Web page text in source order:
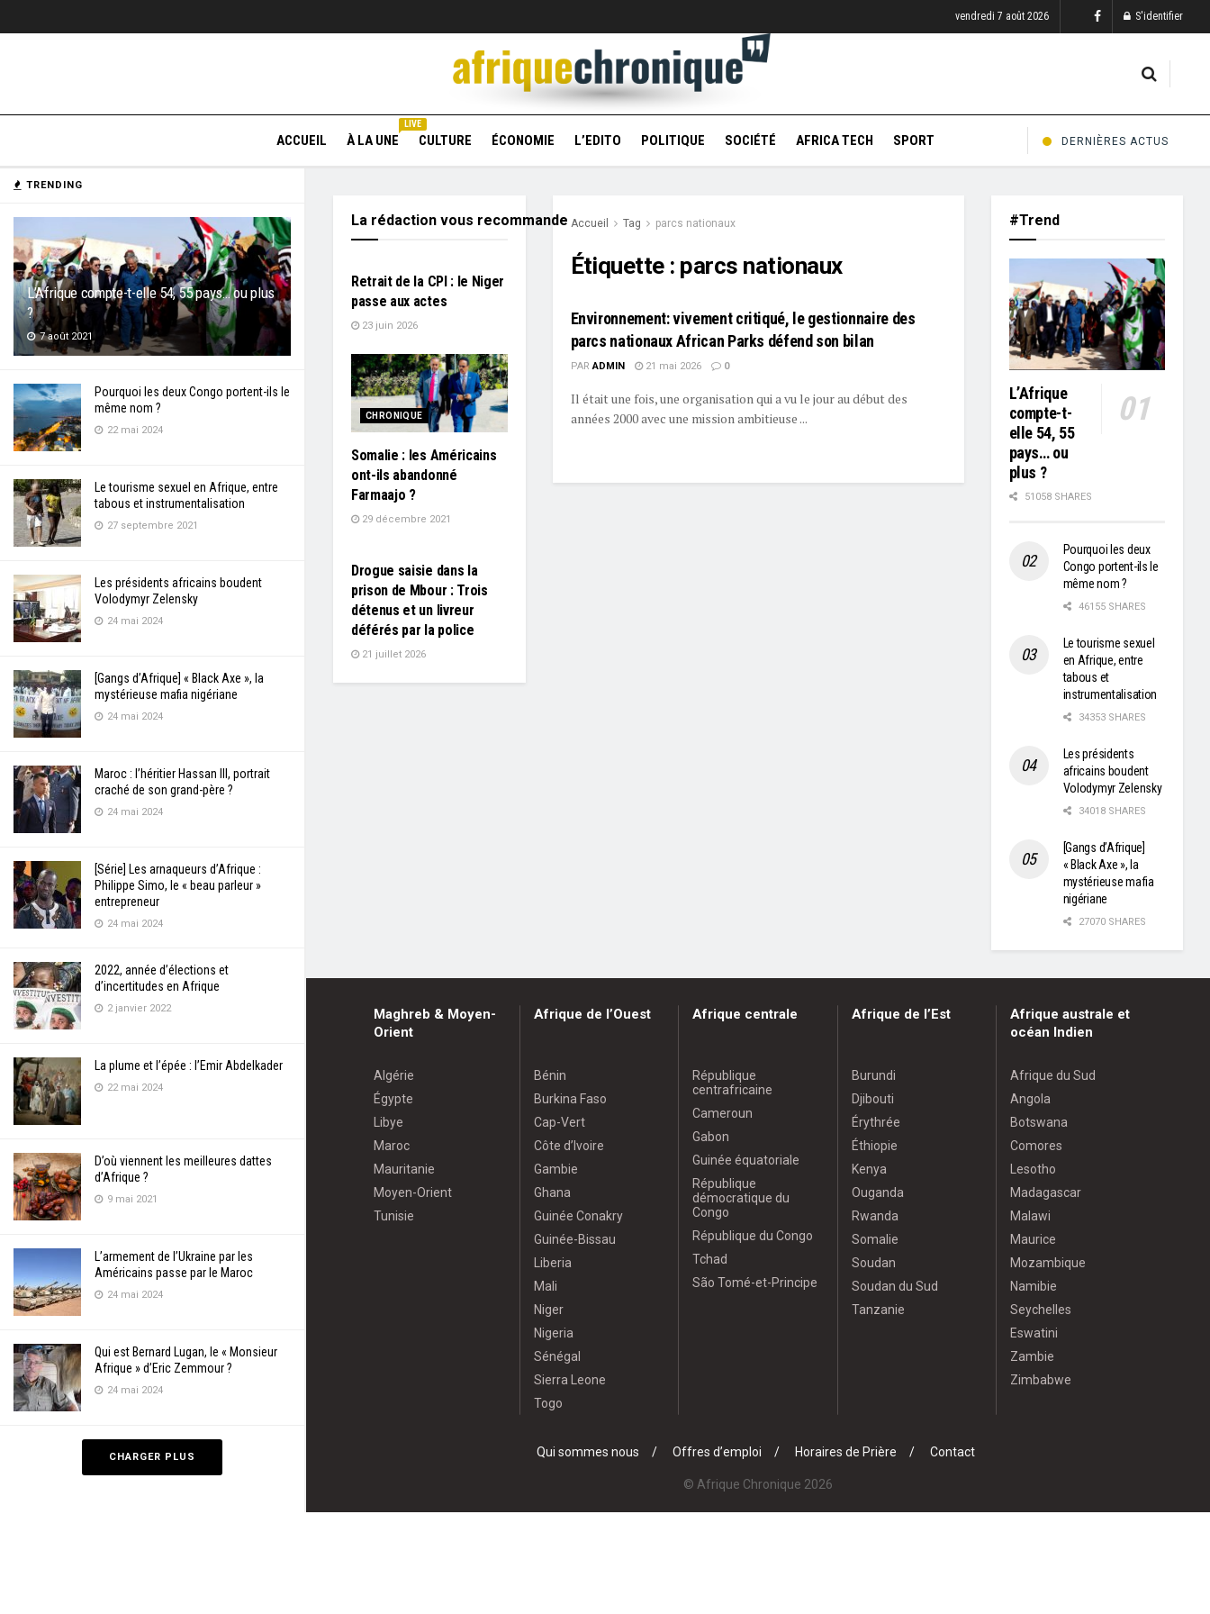
TRENDING
L’Afrique compte-t-elle 54, 55 pays… ou plus
?
7 août 2021
Pourquoi les deux Congo portent-ils le
même nom ?
22 mai 2024
Le tourisme sexuel en Afrique, entre
tabous et instrumentalisation
27 septembre 2021
Les présidents africains boudent
Volodymyr Zelensky
24 mai 2024
[Gangs d’Afrique] « Black Axe », la
mystérieuse mafia nigériane
24 mai 2024
Maroc : l’héritier Hassan III, portrait
craché de son grand-père ?
24 mai 2024
[Série] Les arnaqueurs d’Afrique :
Philippe Simo, le « beau parleur »
entrepreneur
24 mai 2024
2022, année d’élections et
d’incertitudes en Afrique
2 janvier 2022
La plume et l’épée : l’Emir Abdelkader
22 mai 2024
D’où viennent les meilleures dattes
d’Afrique ?
9 mai 2021
L’armement de l’Ukraine par les
Américains passe par le Maroc
24 mai 2024
Qui est Bernard Lugan, le « Monsieur
Afrique » d’Eric Zemmour ?
24 mai 2024
CHARGER PLUS
vendredi 7 août 2026 S'identifier
ACCUEIL À LA UNE
LIVE
CULTURE ÉCONOMIE L’EDITO POLITIQUE SOCIÉTÉ AFRICA TECH SPORT DERNIÈRES ACTUS
Accueil Tag parcs nationaux
Étiquette : parcs nationaux
Environnement: vivement critiqué, le gestionnaire des
parcs nationaux African Parks défend son bilan
PAR ADMIN 21 mai 2026 0
Il était une fois, une organisation qui a vu le jour au début des
années 2000 avec une mission ambitieuse ...
La rédaction vous recommande
L'EDITO
Retrait de la CPI : le Niger
passe aux actes
23 juin 2026
CHRONIQUE
Somalie : les Américains
ont-ils abandonné
Farmaajo ?
29 décembre 2021
Drogue saisie dans la
prison de Mbour : Trois
détenus et un livreur
déférés par la police
21 juillet 2026
#Trend
L’Afrique
compte-t-
elle 54, 55
pays… ou
plus ?
51058 SHARES
Pourquoi les deux
Congo portent-ils le
même nom ?
46155 SHARES
Le tourisme sexuel
en Afrique, entre
tabous et
instrumentalisation
34353 SHARES
Les présidents
africains boudent
Volodymyr Zelensky
34018 SHARES
[Gangs d’Afrique]
« Black Axe », la
mystérieuse mafia
nigériane
27070 SHARES
Maghreb & Moyen-
Orient
Algérie
Égypte
Libye
Maroc
Mauritanie
Moyen-Orient
Tunisie
Afrique de l’Ouest
Bénin
Burkina Faso
Cap-Vert
Côte d’Ivoire
Gambie
Ghana
Guinée Conakry
Guinée-Bissau
Liberia
Mali
Niger
Nigeria
Sénégal
Sierra Leone
Togo
Afrique centrale
République
centrafricaine
Cameroun
Gabon
Guinée équatoriale
République
démocratique du
Congo
République du Congo
Tchad
São Tomé-et-Principe
Afrique de l’Est
Burundi
Djibouti
Érythrée
Éthiopie
Kenya
Ouganda
Rwanda
Somalie
Soudan
Soudan du Sud
Tanzanie
Afrique australe et
océan Indien
Afrique du Sud
Angola
Botswana
Comores
Lesotho
Madagascar
Malawi
Maurice
Mozambique
Namibie
Seychelles
Eswatini
Zambie
Zimbabwe
Qui sommes nous Offres d’emploi Horaires de Prière Contact
© Afrique Chronique 2026